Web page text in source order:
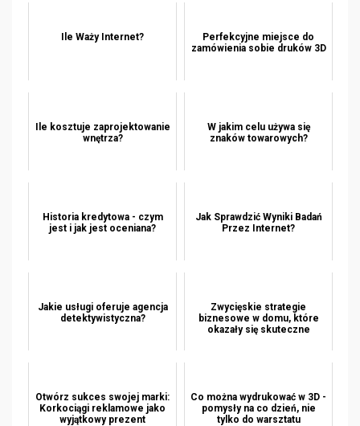
Ile Waży Internet?
Perfekcyjne miejsce do
zamówienia sobie druków 3D
Ile kosztuje zaprojektowanie
wnętrza?
W jakim celu używa się
znaków towarowych?
Historia kredytowa - czym
jest i jak jest oceniana?
Jak Sprawdzić Wyniki Badań
Przez Internet?
Jakie usługi oferuje agencja
detektywistyczna?
Zwycięskie strategie
biznesowe w domu, które
okazały się skuteczne
Otwórz sukces swojej marki:
Korkociągi reklamowe jako
wyjątkowy prezent
Co można wydrukować w 3D -
pomysły na co dzień, nie
tylko do warsztatu